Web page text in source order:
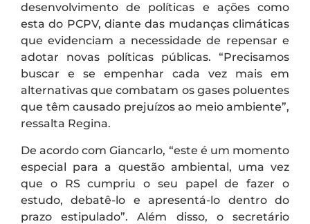
desenvolvimento de políticas e ações como
esta do PCPV, diante das mudanças climáticas
que evidenciam a necessidade de repensar e
adotar novas políticas públicas. “Precisamos
buscar e se empenhar cada vez mais em
alternativas que combatam os gases poluentes
que têm causado prejuízos ao meio ambiente”,
ressalta Regina.
De acordo com Giancarlo, “este é um momento
especial para a questão ambiental, uma vez
que o RS cumpriu o seu papel de fazer o
estudo, debatê-lo e apresentá-lo dentro do
prazo estipulado”. Além disso, o secretário